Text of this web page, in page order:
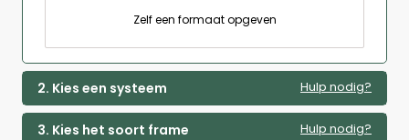
Zelf een formaat opgeven
2. Kies een systeem Hulp nodig?
3. Kies het soort frame Hulp nodig?